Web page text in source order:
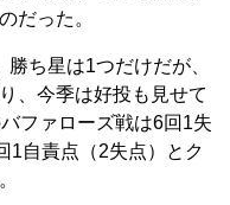
だった。
ち星は1つだけだが、
、今季は好投も見せて
ファローズ戦は6回1失
1自責点（2失点）とク